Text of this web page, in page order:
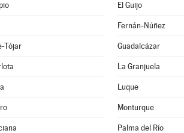
El Guijo
Fernán-Núñez
Tójar Guadalcázar
La Granjuela
Luque
Monturque
Palma del Río